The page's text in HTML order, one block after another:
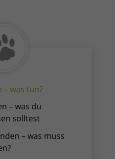
– was tun?
– was du
solltest
– was muss